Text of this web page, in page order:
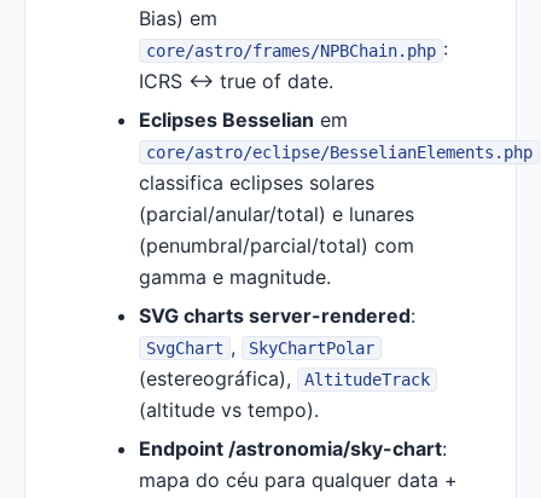
Bias) em
core/astro/frames/NPBChain.php :
ICRS <-> true of date.
Eclipses Besselian em
core/astro/eclipse/BesselianElements.php
classifica eclipses solares
(parcial/anular/total) e lunares
(penumbral/parcial/total) com
gamma e magnitude.
SVG charts server-rendered:
SvgChart , SkyChartPolar
(estereográfica), AltitudeTrack
(altitude vs tempo).
Endpoint /astronomia/sky-chart:
mapa do céu para qualquer data +